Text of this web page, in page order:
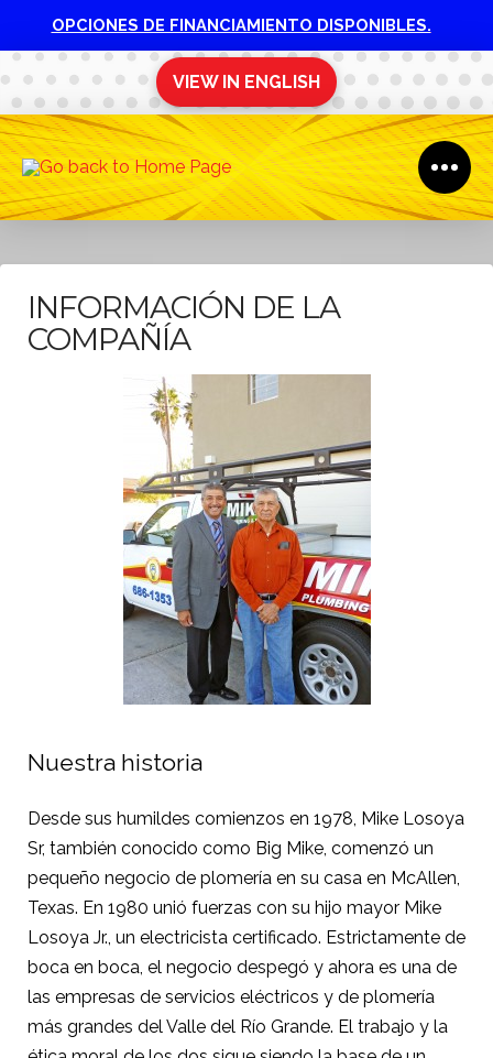
OPCIONES DE FINANCIAMIENTO DISPONIBLES.
VIEW IN ENGLISH
INFORMACIÓN DE LA
COMPAÑÍA
Nuestra historia
Desde sus humildes comienzos en 1978, Mike Losoya
Sr, también conocido como Big Mike, comenzó un
pequeño negocio de plomería en su casa en McAllen,
Texas. En 1980 unió fuerzas con su hijo mayor Mike
Losoya Jr., un electricista certificado. Estrictamente de
boca en boca, el negocio despegó y ahora es una de
las empresas de servicios eléctricos y de plomería
más grandes del Valle del Río Grande. El trabajo y la